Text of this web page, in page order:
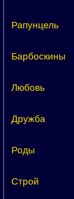
Рапунцель
Барбоскины
Любовь
Дружба
Роды
Строй